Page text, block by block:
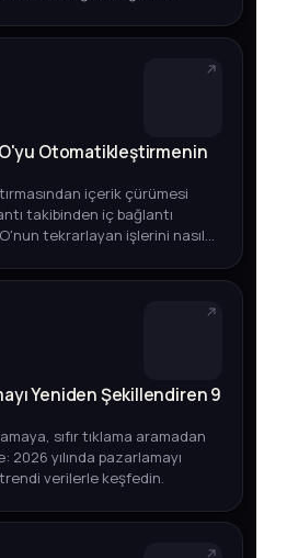
Otomatikleştirmenin
içerik çürümesi
takibinden iç bağlantı
tekrarlayan işlerini nasıl
Yeniden Şekillendiren 9
sıfır tıklama aramadan
yılında pazarlamayı
verilerle keşfedin.